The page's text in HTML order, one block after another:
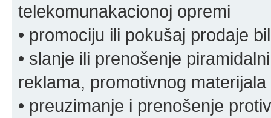
telekomunakacionoj opremi
• promociju ili pokušaj prodaje
• slanje ili prenošenje
reklama, promotivnog
• preuzimanje i prenošenje